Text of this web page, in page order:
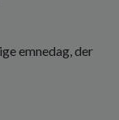
emnedag, der